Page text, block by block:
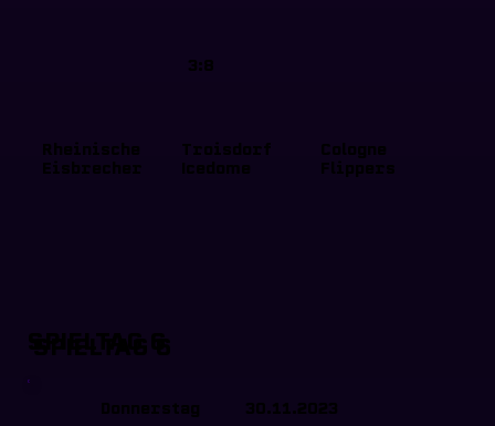
3:8
Rheinische
Eisbrecher
Troisdorf
Icedome
Cologne
Flippers
SPIELTAG 6
SPIELTAG 6
Donnerstag 30.11.2023